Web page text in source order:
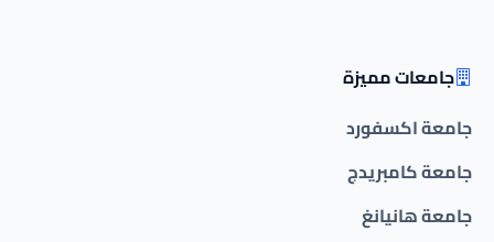
جامعات مميزة
جامعة اكسفورد
جامعة كامبريدج
جامعة هانيانغ